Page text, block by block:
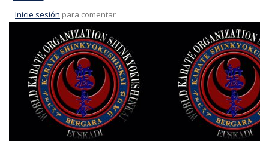
Inicie sesión para comentar